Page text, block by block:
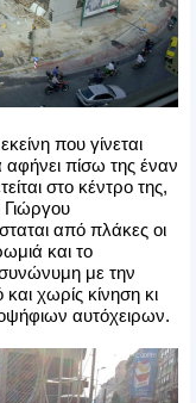
που γίνεται
πίσω της έναν
στο κέντρο της,
από πλάκες οι
και το
με την
χωρίς κίνηση κι
αυτόχειρων.